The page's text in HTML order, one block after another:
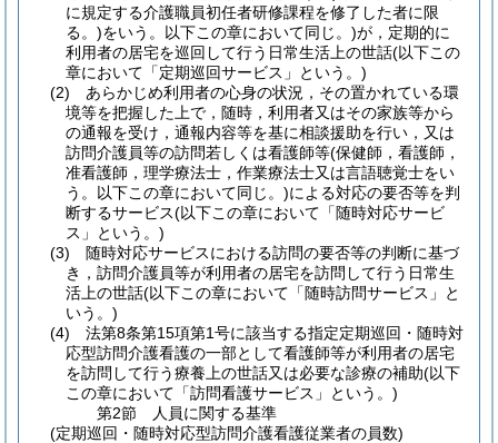
に規定する介護職員初任者研修課程を修了した者に限
る。)をいう。以下この章において同じ。)が，定期的に
利用者の居宅を巡回して行う日常生活上の世話(以下この
章において「定期巡回サービス」という。)
(2)
あらかじめ利用者の心身の状況，その置かれている環
境等を把握した上で，随時，利用者又はその家族等から
の通報を受け，通報内容等を基に相談援助を行い，又は
訪問介護員等の訪問若しくは看護師等(保健師，看護師，
准看護師，理学療法士，作業療法士又は言語聴覚士をい
う。以下この章において同じ。)による対応の要否等を判
断するサービス(以下この章において「随時対応サービ
ス」という。)
(3)
随時対応サービスにおける訪問の要否等の判断に基づ
き，訪問介護員等が利用者の居宅を訪問して行う日常生
活上の世話(以下この章において「随時訪問サービス」と
いう。)
(4)
法第8条第15項第1号に該当する指定定期巡回・随時対
応型訪問介護看護の一部として看護師等が利用者の居宅
を訪問して行う療養上の世話又は必要な診療の補助(以下
この章において「訪問看護サービス」という。)
第2節
人員に関する基準
(定期巡回・随時対応型訪問介護看護従業者の員数)